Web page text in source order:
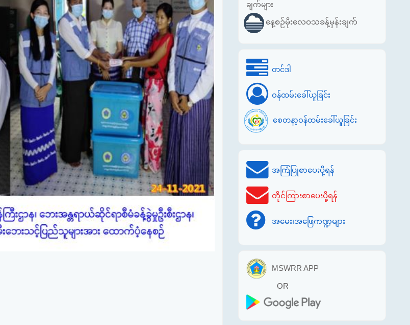
ချက်များ
နေ့စဉ်မိုးလေဝသခန့်မှန်းချက်
တင်ဒါ
ဝန်ထမ်းခေါ်ယူခြင်း
စေတနာ့ဝန်ထမ်းခေါ်ယူခြင်း
အကြံပြုစာပေးပို့ရန်
တိုင်ကြားစာပေးပို့ရန်
အမေး၊အဖြေကဏ္ဍများ
MSWRR APP
OR